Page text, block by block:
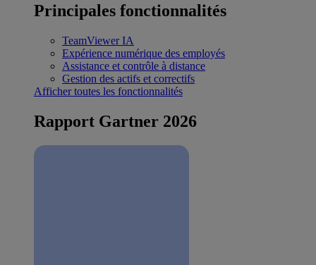
Principales fonctionnalités
TeamViewer IA
Expérience numérique des employés
Assistance et contrôle à distance
Gestion des actifs et correctifs
Afficher toutes les fonctionnalités
Rapport Gartner 2026